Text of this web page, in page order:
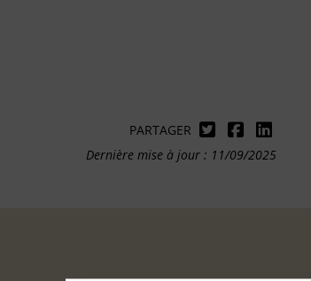
PARTAGER
Dernière mise à jour : 11/09/2025